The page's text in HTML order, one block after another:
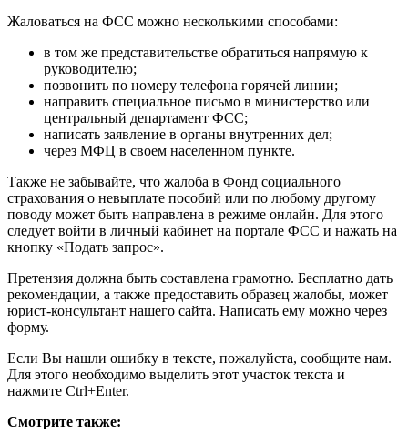
Жаловаться на ФСС можно несколькими способами:
в том же представительстве обратиться напрямую к
руководителю;
позвонить по номеру телефона горячей линии;
направить специальное письмо в министерство или
центральный департамент ФСС;
написать заявление в органы внутренних дел;
через МФЦ в своем населенном пункте.
Также не забывайте, что жалоба в Фонд социального
страхования о невыплате пособий или по любому другому
поводу может быть направлена в режиме онлайн. Для этого
следует войти в личный кабинет на портале ФСС и нажать на
кнопку «Подать запрос».
Претензия должна быть составлена грамотно. Бесплатно дать
рекомендации, а также предоставить образец жалобы, может
юрист-консультант нашего сайта. Написать ему можно через
форму.
Если Вы нашли ошибку в тексте, пожалуйста, сообщите нам.
Для этого необходимо выделить этот участок текста и
нажмите Ctrl+Enter.
Смотрите также: